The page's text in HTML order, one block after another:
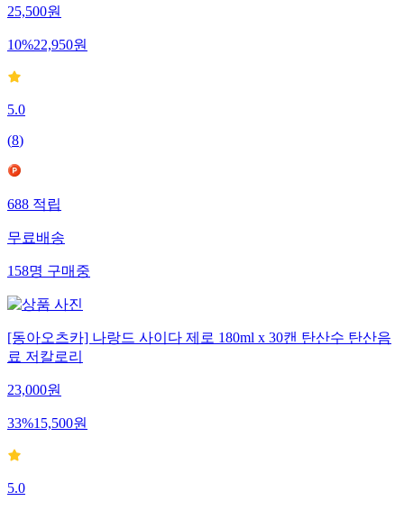
25,500원
10%22,950원
5.0
(8)
688적립
무료배송
158명구매중
[동아오츠카] 나랑드 사이다 제로 180ml x 30캔 탄산수 탄산음
료 저칼로리
23,000원
33%15,500원
5.0